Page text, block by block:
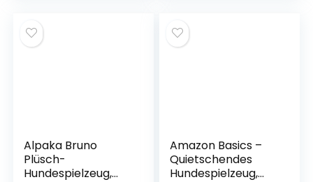
& Zubehör für junge
Hunde
Alpaka Bruno
Plüsch-
Hundespielzeug,
Amazon Basics –
Quietschendes
Hundespielzeug,